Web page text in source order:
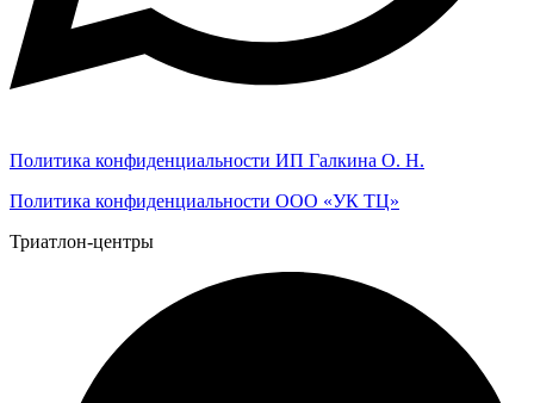
Политика конфиденциальности ИП Галкина О. Н.
Политика конфиденциальности ООО «УК ТЦ»
Триатлон-центры